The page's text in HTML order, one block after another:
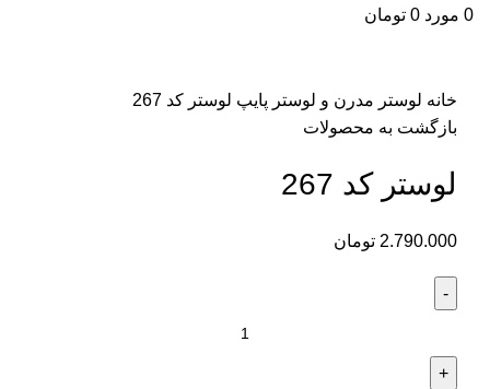
0 مورد 0 تومان
خانه لوستر مدرن و لوستر پایپ لوستر کد 267
بازگشت به محصولات
لوستر کد 267
2.790.000 تومان